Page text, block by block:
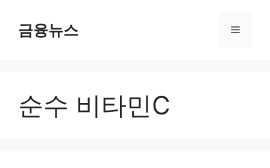
금융뉴스 메
순수 비타민C